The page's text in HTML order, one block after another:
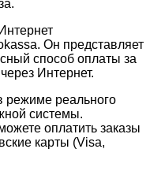
Он представляет
способ оплаты за
Интернет.
режиме реального
системы.
оплатить заказы
карты (Visa,